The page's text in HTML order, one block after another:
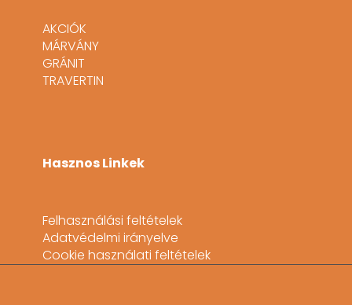
AKCIÓK
MÁRVÁNY
GRÁNIT
TRAVERTIN
Hasznos Linkek
Felhasználási feltételek
Adatvédelmi irányelve
Cookie használati feltételek